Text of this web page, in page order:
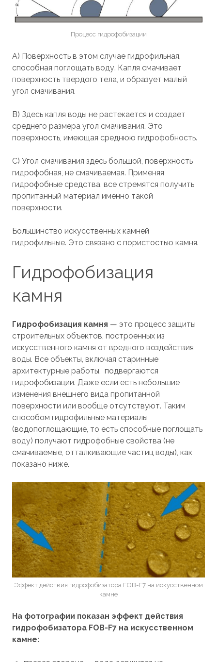
Процесс гидрофобизации
А) Поверхность в этом случае гидрофильная,
способная поглощать воду. Капля смачивает
поверхность твердого тела, и образует малый
угол смачивания.
В) Здесь капля воды не растекается и создает
среднего размера угол смачивания. Это
поверхность, имеющая среднюю гидрофобность.
С) Угол смачивания здесь большой, поверхность
гидрофобная, не смачиваемая. Применяя
гидрофобные средства, все стремятся получить
пропитанный материал именно такой
поверхности.
Большинство искусственных камней
гидрофильные. Это связано с пористостью камня.
Гидрофобизация
камня
Гидрофобизация камня — это процесс защиты
строительных объектов, построенных из
искусственного камня от вредного воздействия
воды. Все объекты, включая старинные
архитектурные работы, подвергаются
гидрофобизации. Даже если есть небольшие
изменения внешнего вида пропитанной
поверхности или вообще отсутствуют. Таким
способом гидрофильные материалы
(водопоглощающие, то есть способные поглощать
воду) получают гидрофобные свойства (не
смачиваемые, отталкивающие частиц воды), как
показано ниже.
Эффект действия гидрофобизатора FOB-F7 на искусственном
камне
На фотографии показан эффект действия
гидрофобизатора FOB-F7 на искусственном
камне: